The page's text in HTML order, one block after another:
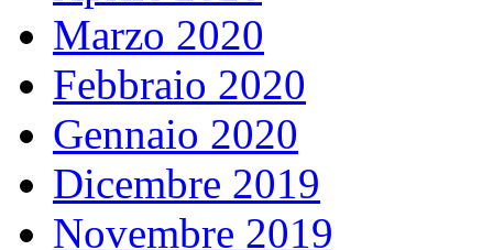
Marzo 2020
Febbraio 2020
Gennaio 2020
Dicembre 2019
Novembre 2019